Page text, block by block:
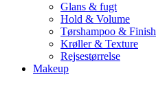
Glans & fugt
Hold & Volume
Tørshampoo & Finish
Krøller & Texture
Rejsestørrelse
Makeup